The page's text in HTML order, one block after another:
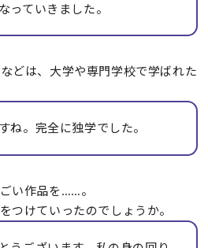
っていきました。
どは、大学や専門学校で学ばれた
ね。完全に独学でした。
い作品を……。
つけていったのでしょうか。